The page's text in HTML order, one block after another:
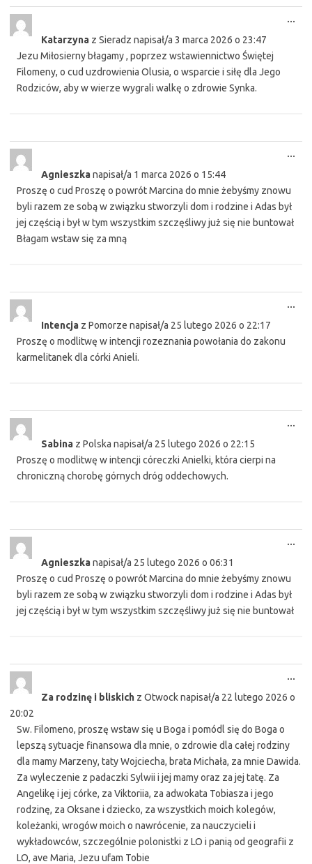
Katarzyna z Sieradz napisał/a 3 marca 2026 o 23:47
Jezu Miłosierny błagamy , poprzez wstawiennictwo Świętej
Filomeny, o cud uzdrowienia Olusia, o wsparcie i siłę dla Jego
Rodziców, aby w wierze wygrali walkę o zdrowie Synka.
...
Agnieszkanapisał/a 1 marca 2026 o 15:44
Proszę o cud Proszę o powrót Marcina do mnie żebyśmy znowu
byli razem ze sobą w związku stworzyli dom i rodzine i Adas był
jej częścią i był w tym wszystkim szczęśliwy już się nie buntował
Błagam wstaw się za mną
...
Intencja z Pomorze napisał/a 25 lutego 2026 o 22:17
Proszę o modlitwę w intencji rozeznania powołania do zakonu
karmelitanek dla córki Anieli.
...
Sabina z Polska napisał/a 25 lutego 2026 o 22:15
Proszę o modlitwę w intencji córeczki Anielki, która cierpi na
chroniczną chorobę górnych dróg oddechowych.
...
Agnieszkanapisał/a 25 lutego 2026 o 06:31
Proszę o cud Proszę o powrót Marcina do mnie żebyśmy znowu
byli razem ze sobą w związku stworzyli dom i rodzine i Adas był
jej częścią i był w tym wszystkim szczęśliwy już się nie buntował
...
Za rodzinę i bliskich z Otwocknapisał/a 22 lutego 2026 o
20:02
Sw. Filomeno, proszę wstaw się u Boga i pomódl się do Boga o
lepszą sytuacje finansowa dla mnie, o zdrowie dla całej rodziny
dla mamy Marzeny, taty Wojciecha, brata Michała, za mnie Dawida.
Za wyleczenie z padaczki Sylwii i jej mamy oraz za jej tatę. Za
Angelikę i jej córke, za Viktoriia, za adwokata Tobiasza i jego
rodzinę, za Oksane i dziecko, za wszystkich moich kolegów,
koleżanki, wrogów moich o nawrócenie, za nauczycieli i
wykładowców, szczególnie polonistki z LO i panią od geografii z
LO, ave Maria, Jezu ufam Tobie
...